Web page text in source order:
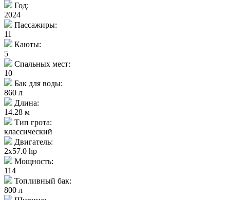
Год:
2024
Пассажиры:
11
Каюты:
5
Спальных мест:
10
Бак для воды:
860 л
Длина:
14.28 м
Тип грота:
классический
Двигатель:
2x57.0 hp
Мощность:
114
Топливный бак:
800 л